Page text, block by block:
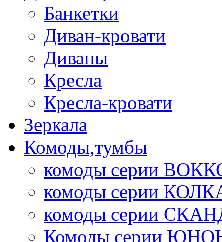
Банкетки
Диван-кровати
Диваны
Кресла
Кресла-кровати
Зеркала
Комоды,тумбы
комоды серии
комоды серии
комоды серии
Комоды серии